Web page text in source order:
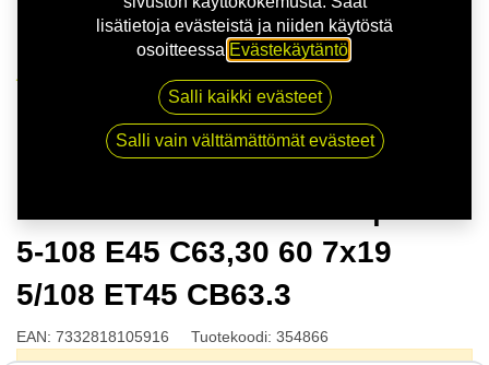
NITRO STING FF G.BLK | 7X19 5-108 E45 C63,30 60
7x19 5/108 ET45 CB63.3
5-108 E45 C63,30 60 7x19
5/108 ET45 CB63.3
EAN: 7332818105916 Tuotekoodi: 354866
lisätietoja evästeistä ja niiden käytöstä
osoitteessa Evästekäytäntö
Salli kaikki evästeet
Salli vain välttämättömät evästeet